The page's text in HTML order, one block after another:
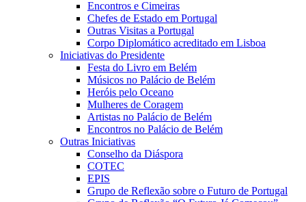
Encontros e Cimeiras
Chefes de Estado em Portugal
Outras Visitas a Portugal
Corpo Diplomático acreditado em Lisboa
Iniciativas do Presidente
Festa do Livro em Belém
Músicos no Palácio de Belém
Heróis pelo Oceano
Mulheres de Coragem
Artistas no Palácio de Belém
Encontros no Palácio de Belém
Outras Iniciativas
Conselho da Diáspora
COTEC
EPIS
Grupo de Reflexão sobre o Futuro de Portugal